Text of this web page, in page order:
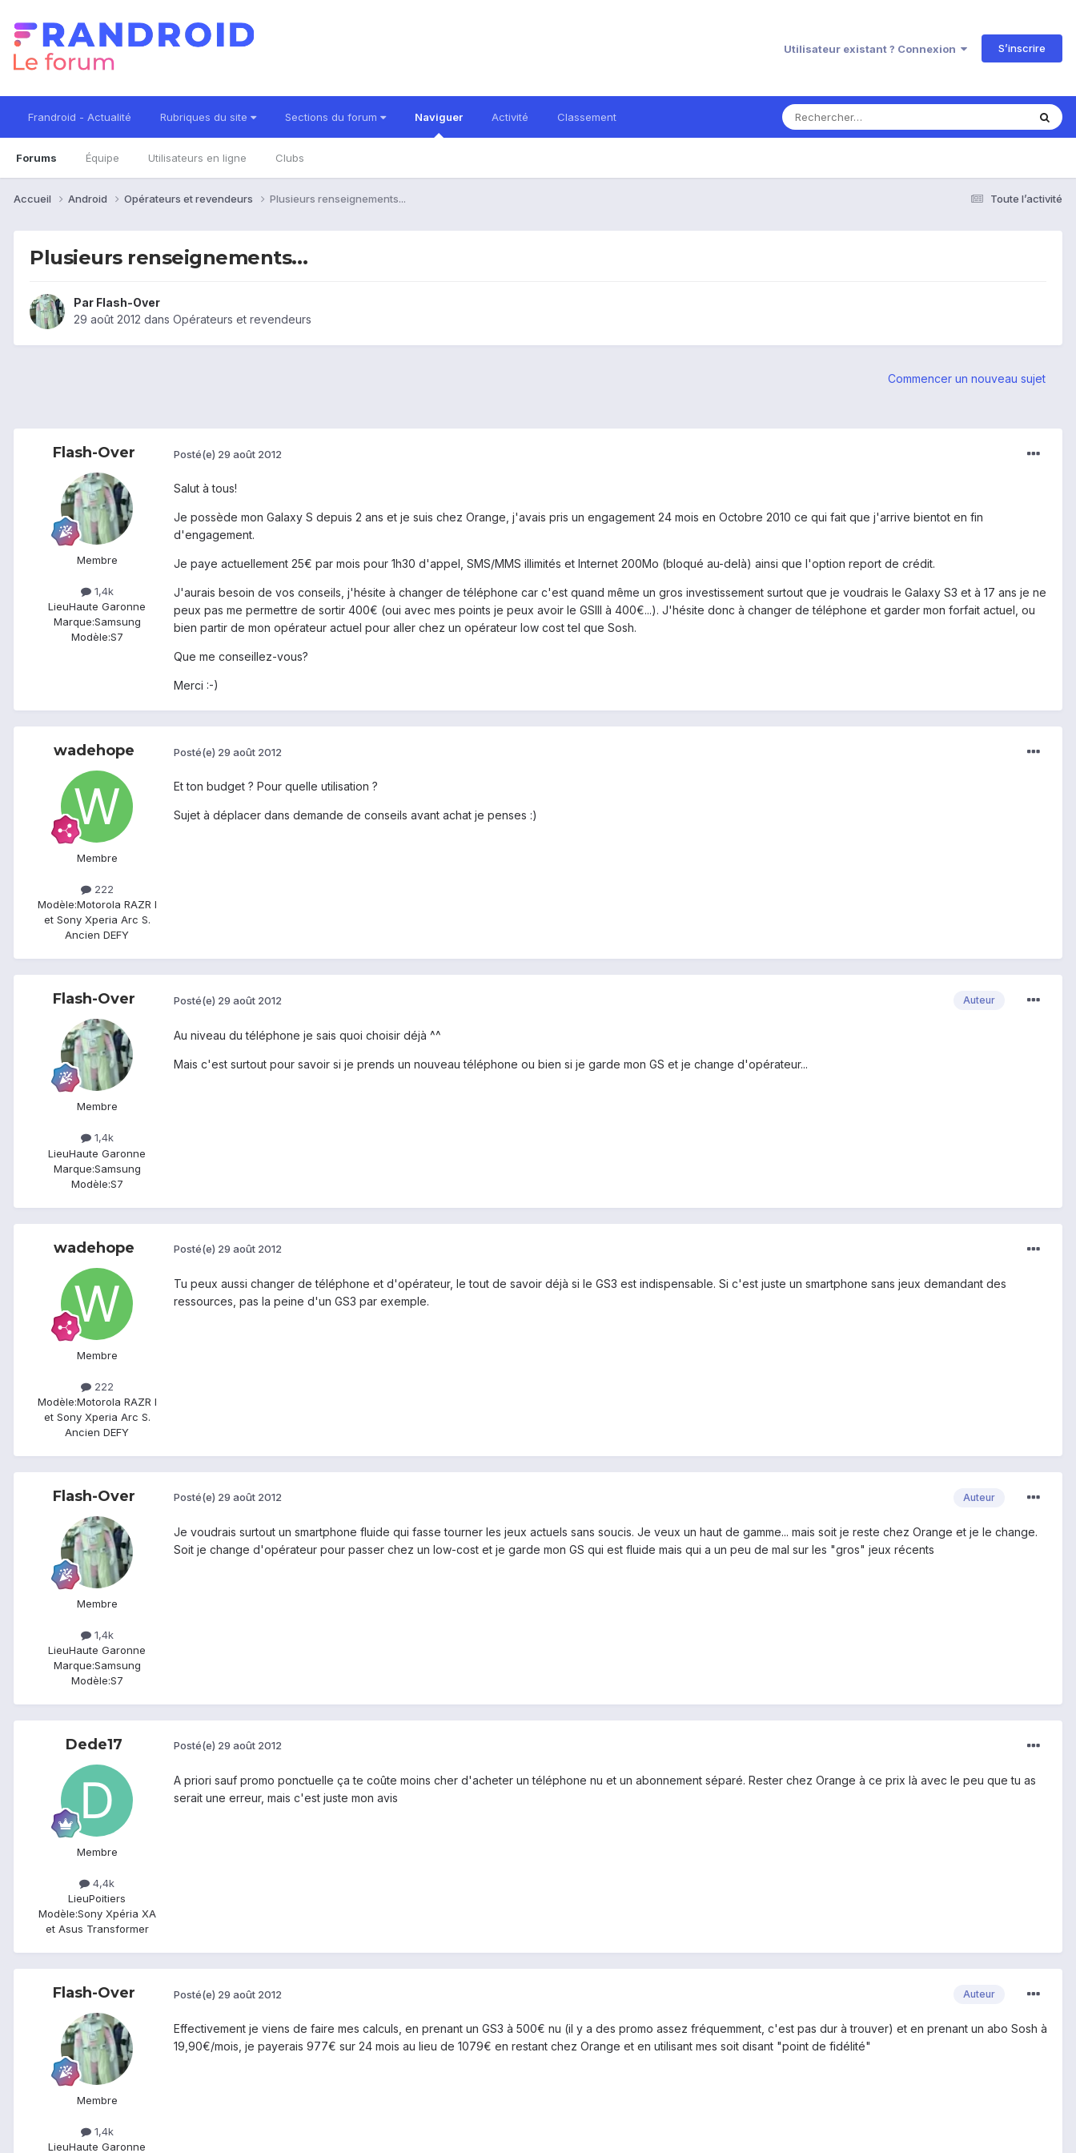
Utilisateur existant ? Connexion S’inscrire
Frandroid - Actualité Rubriques du site Sections du forum Naviguer
Forums Équipe Utilisateurs en ligne Clubs
Activité Classement
Toute l’activité
Accueil Android Opérateurs et revendeurs Plusieurs renseignements...
Plusieurs renseignements...
Par Flash-Over
29 août 2012 dans Opérateurs et revendeurs
Commencer un nouveau sujet
Flash-Over
Membre
1,4k
LieuHaute Garonne
Marque:Samsung
Modèle:S7
Posté(e) 29 août 2012
Salut à tous!
Je possède mon Galaxy S depuis 2 ans et je suis chez Orange, j'avais pris un engagement 24 mois en Octobre 2010 ce qui fait que j'arrive bientot en fin
d'engagement.
Je paye actuellement 25€ par mois pour 1h30 d'appel, SMS/MMS illimités et Internet 200Mo (bloqué au-delà) ainsi que l'option report de crédit.
J'aurais besoin de vos conseils, j'hésite à changer de téléphone car c'est quand même un gros investissement surtout que je voudrais le Galaxy S3 et à 17 ans je ne
peux pas me permettre de sortir 400€ (oui avec mes points je peux avoir le GSIII à 400€...). J'hésite donc à changer de téléphone et garder mon forfait actuel, ou
bien partir de mon opérateur actuel pour aller chez un opérateur low cost tel que Sosh.
Que me conseillez-vous?
Merci :-)
wadehope
Membre
222
Modèle:Motorola RAZR I
et Sony Xperia Arc S.
Ancien DEFY
Posté(e) 29 août 2012
Et ton budget ? Pour quelle utilisation ?
Sujet à déplacer dans demande de conseils avant achat je penses :)
Flash-Over
Membre
1,4k
LieuHaute Garonne
Marque:Samsung
Modèle:S7
Auteur
Posté(e) 29 août 2012
Au niveau du téléphone je sais quoi choisir déjà ^^
Mais c'est surtout pour savoir si je prends un nouveau téléphone ou bien si je garde mon GS et je change d'opérateur...
wadehope
Membre
222
Modèle:Motorola RAZR I
et Sony Xperia Arc S.
Ancien DEFY
Posté(e) 29 août 2012
Tu peux aussi changer de téléphone et d'opérateur, le tout de savoir déjà si le GS3 est indispensable. Si c'est juste un smartphone sans jeux demandant des
ressources, pas la peine d'un GS3 par exemple.
Flash-Over
Membre
1,4k
LieuHaute Garonne
Marque:Samsung
Modèle:S7
Auteur
Posté(e) 29 août 2012
Je voudrais surtout un smartphone fluide qui fasse tourner les jeux actuels sans soucis. Je veux un haut de gamme... mais soit je reste chez Orange et je le change.
Soit je change d'opérateur pour passer chez un low-cost et je garde mon GS qui est fluide mais qui a un peu de mal sur les "gros" jeux récents
Dede17
Membre
4,4k
LieuPoitiers
Modèle:Sony Xpéria XA
et Asus Transformer
Posté(e) 29 août 2012
A priori sauf promo ponctuelle ça te coûte moins cher d'acheter un téléphone nu et un abonnement séparé. Rester chez Orange à ce prix là avec le peu que tu as
serait une erreur, mais c'est juste mon avis
Flash-Over
Membre
1,4k
LieuHaute Garonne
Auteur
Posté(e) 29 août 2012
Effectivement je viens de faire mes calculs, en prenant un GS3 à 500€ nu (il y a des promo assez fréquemment, c'est pas dur à trouver) et en prenant un abo Sosh à
19,90€/mois, je payerais 977€ sur 24 mois au lieu de 1079€ en restant chez Orange et en utilisant mes soit disant "point de fidélité"